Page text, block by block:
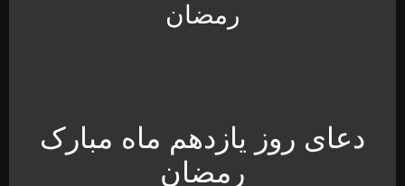
رمضان
دعای روز یازدهم ماه مبارک
رمضان